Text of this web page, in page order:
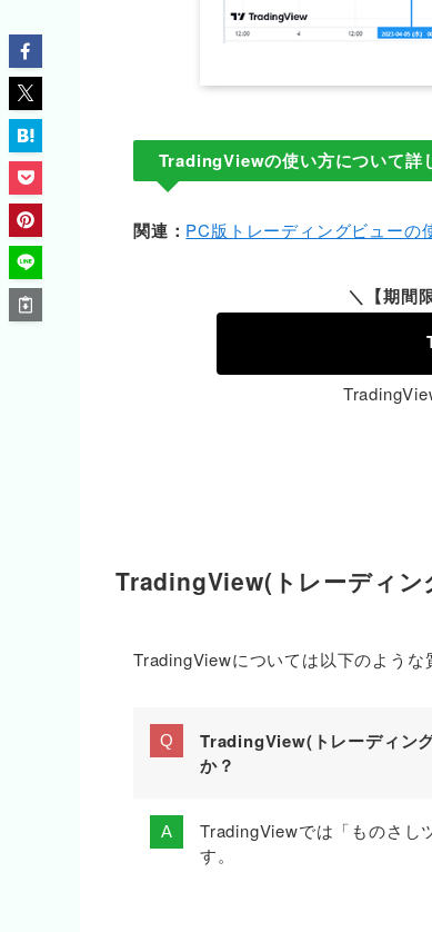
TradingViewの使い方について詳
関連： PC版トレーディングビューの
＼【期間
TradingView(トレーディン
TradingViewについては以下のような
TradingView(トレーディン
か？
TradingViewでは「ものさし
す。